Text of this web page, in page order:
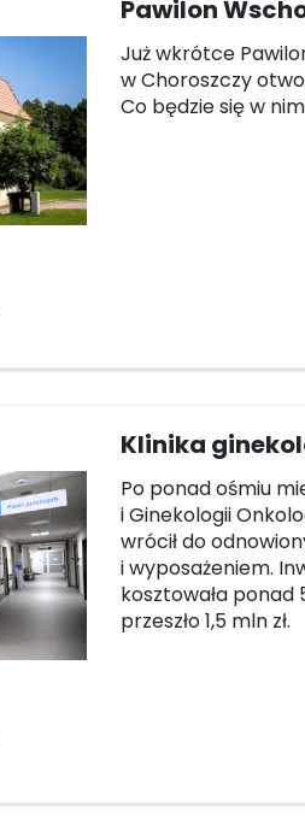
Pawilon
Już wkrótce
w Choroszczy
Co będzie się w
Klinika
Po ponad ośmiu
i Ginekologii
wrócił do
i wyposażeniem.
kosztowała
przeszło 1,5 mln zł.